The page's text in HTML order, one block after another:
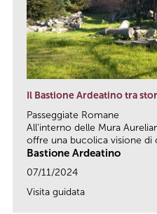
Il Bastione Ardeatino tra
Passeggiate Romane
All’interno delle Mura
offre una bucolica visione di
Bastione Ardeatino
07/11/2024
Visita guidata